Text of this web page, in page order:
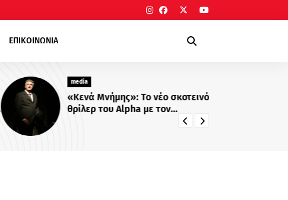
ΕΠΙΚΟΙΝΩΝΙΑ
media
«Κενά Μνήμης»: Το νέο σκοτεινό
θρίλερ του Alpha με τον